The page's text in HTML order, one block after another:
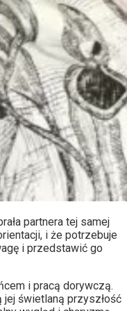
partnera tej samej
i że potrzebuje
i przedstawić go
i pracą dorywczą.
świetlaną przyszłość